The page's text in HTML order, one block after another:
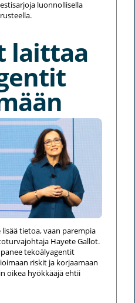
luonnollisella
laittaa
tietoa, vaan parempia
Hayete Gallot.
tekoälyagentit
riskit ja korjaamaan
oikea hyökkääjä ehtii